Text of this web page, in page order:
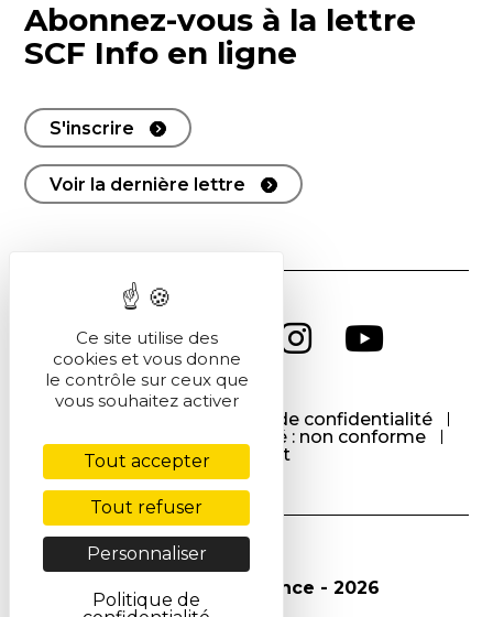
Abonnez-vous à la lettre
SCF Info en ligne
S'inscrire
Voir la dernière lettre
Politique de confidentialité
Accessibilité : non conforme
Contact
© Société Chimique de France - 2026
Ce site utilise des
cookies et vous donne
le contrôle sur ceux que
vous souhaitez activer
Tout accepter
Tout refuser
Personnaliser
Politique de